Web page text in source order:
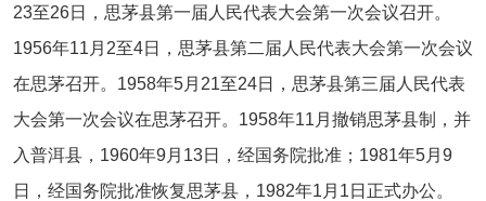
23至26日，思茅县第一届人民代表大会第一次会议召开。
1956年11月2至4日，思茅县第二届人民代表大会第一次会议
在思茅召开。1958年5月21至24日，思茅县第三届人民代表
大会第一次会议在思茅召开。1958年11月撤销思茅县制，并
入普洱县，1960年9月13日，经国务院批准；1981年5月9
日，经国务院批准恢复思茅县，1982年1月1日正式办公。